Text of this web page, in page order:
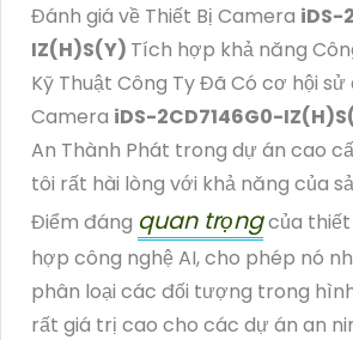
Đánh giá về Thiết Bị Camera iDS-
IZ(H)S(Y) Tích hợp khả năng
Kỹ Thuật Công Ty Đã Có cơ hội sử
Camera iDS-2CD7146G0-
An Thành Phát trong dự án cao
tôi rất hài lòng với khả năng của
Điểm đáng quan trọngcủa
hợp công nghệ AI, cho phép nó
phân loại các đối tượng trong
rất giá trị cao cho các dự án an